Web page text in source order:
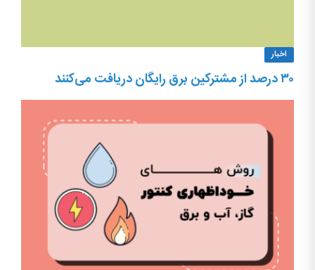
اخبار
۳۰ درصد از مشترکین برق رایگان دریافت می‌کنند